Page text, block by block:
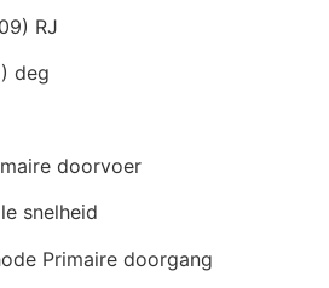
RJ
deg
doorvoer
snelheid
Primaire doorgang